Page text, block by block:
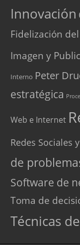
Innovación
Fidelización
Imagen y
Interno Peter
estratégica
Web e Internet
Redes Sociales
de
Software de
Toma de
Técnicas